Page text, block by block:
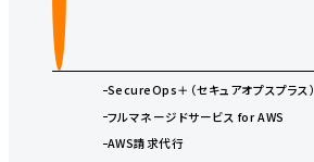
SecureOps＋（セキュアオプスプラス）
フルマネージドサービス for AWS
AWS請求代行